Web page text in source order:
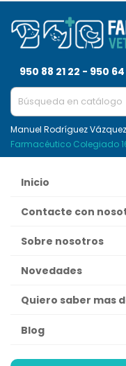
950 88 21 22 - 950
Manuel Rodríguez Vázquez
Farmacéutico Colegiado
Inicio
Contacte con
Sobre nosotros
Novedades
Quiero saber mas
Blog